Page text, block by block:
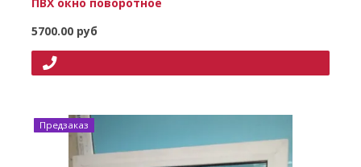
5700.00 руб
Предзаказ